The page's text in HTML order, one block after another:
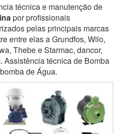
técnica e manutenção de
por profissionais
pelas principais marcas
entre elas a Grundfos, Wilo,
Thebe e Starmac, dancor,
Assistência técnica de Bomba
de Água.